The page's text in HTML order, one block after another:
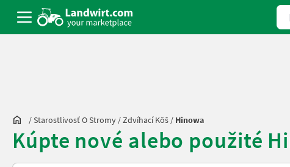
/Starostlivosť O Stromy /Zdvíhací Kôš / Hinowa
Kúpte nové alebo použité
Takto se řadí nabídky na Landwirt.com